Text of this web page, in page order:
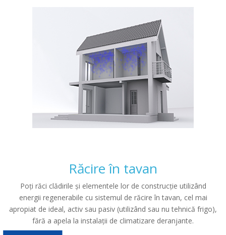
Răcire în tavan
Poți răci clădirile și elementele lor de construcție utilizând
energii regenerabile cu sistemul de răcire în tavan, cel mai
apropiat de ideal, activ sau pasiv (utilizând sau nu tehnică frigo),
fără a apela la instalații de climatizare deranjante.